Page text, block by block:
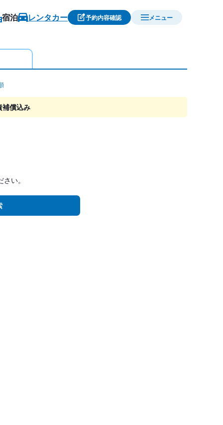
宿泊 レンタカー 予約内容確認 メニュー
補償込み
い。